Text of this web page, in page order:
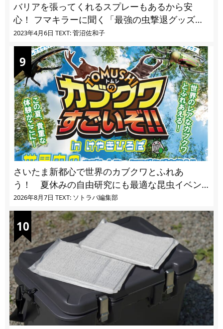
バリアを張ってくれるスプレーもあるから安
心！ フマキラーに聞く「最強の虫撃退グッズ
vol.4」【キャンプサイトで使う虫よけ】
2023年4月6日 TEXT: 菅沼佐和子
さいたま新都心で世界のカブクワとふれあ
う！ 夏休みの自由研究にも最適な昆虫イベン
ト
2026年8月7日 TEXT: ソトラバ編集部